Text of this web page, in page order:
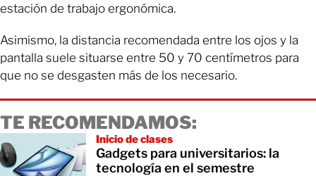
estación de trabajo ergonómica.
Asimismo, la distancia recomendada entre los ojos y la
pantalla suele situarse entre 50 y 70 centímetros para
que no se desgasten más de los necesario.
TE RECOMENDAMOS:
Inicio de clases
Gadgets para universitarios: la
tecnología en el semestre